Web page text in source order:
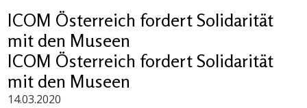
ICOM Österreich fordert Solidarität
mit den Museen
ICOM Österreich fordert Solidarität
mit den Museen
14.03.2020